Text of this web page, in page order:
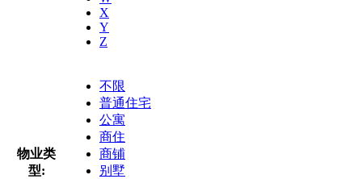
X
Y
Z
物业类
型:
不限
普通住宅
公寓
商住
商铺
别墅